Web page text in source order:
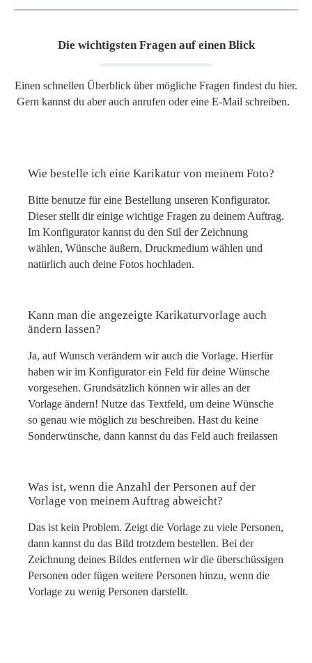
Die wichtigsten Fragen auf einen Blick
Einen schnellen Überblick über mögliche Fragen findest du hier.
Gern kannst du aber auch anrufen oder eine E-Mail schreiben.
Wie bestelle ich eine Karikatur von meinem Foto?
Bitte benutze für eine Bestellung unseren Konfigurator.
Dieser stellt dir einige wichtige Fragen zu deinem Auftrag.
Im Konfigurator kannst du den Stil der Zeichnung
wählen, Wünsche äußern, Druckmedium wählen und
natürlich auch deine Fotos hochladen.
Kann man die angezeigte Karikaturvorlage auch
ändern lassen?
Ja, auf Wunsch verändern wir auch die Vorlage. Hierfür
haben wir im Konfigurator ein Feld für deine Wünsche
vorgesehen. Grundsätzlich können wir alles an der
Vorlage ändern! Nutze das Textfeld, um deine Wünsche
so genau wie möglich zu beschreiben. Hast du keine
Sonderwünsche, dann kannst du das Feld auch freilassen
Was ist, wenn die Anzahl der Personen auf der
Vorlage von meinem Auftrag abweicht?
Das ist kein Problem. Zeigt die Vorlage zu viele Personen,
dann kannst du das Bild trotzdem bestellen. Bei der
Zeichnung deines Bildes entfernen wir die überschüssigen
Personen oder fügen weitere Personen hinzu, wenn die
Vorlage zu wenig Personen darstellt.